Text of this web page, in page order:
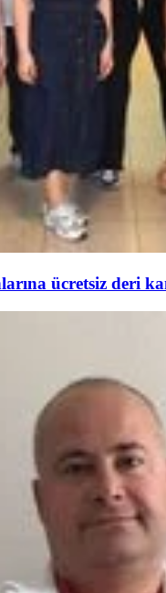
ücretsiz deri